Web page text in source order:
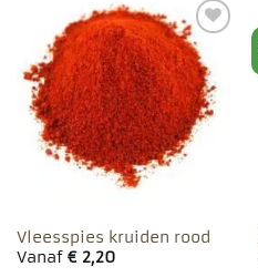
Toevoegen
aan
favorieten
Vleesspies kruiden rood
Vanaf €2,20